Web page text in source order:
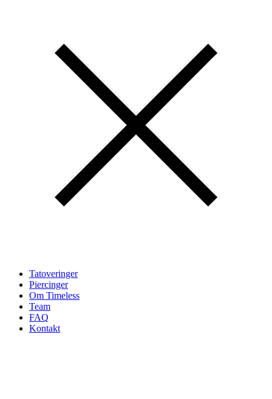
Tatoveringer
Piercinger
Om Timeless
Team
FAQ
Kontakt